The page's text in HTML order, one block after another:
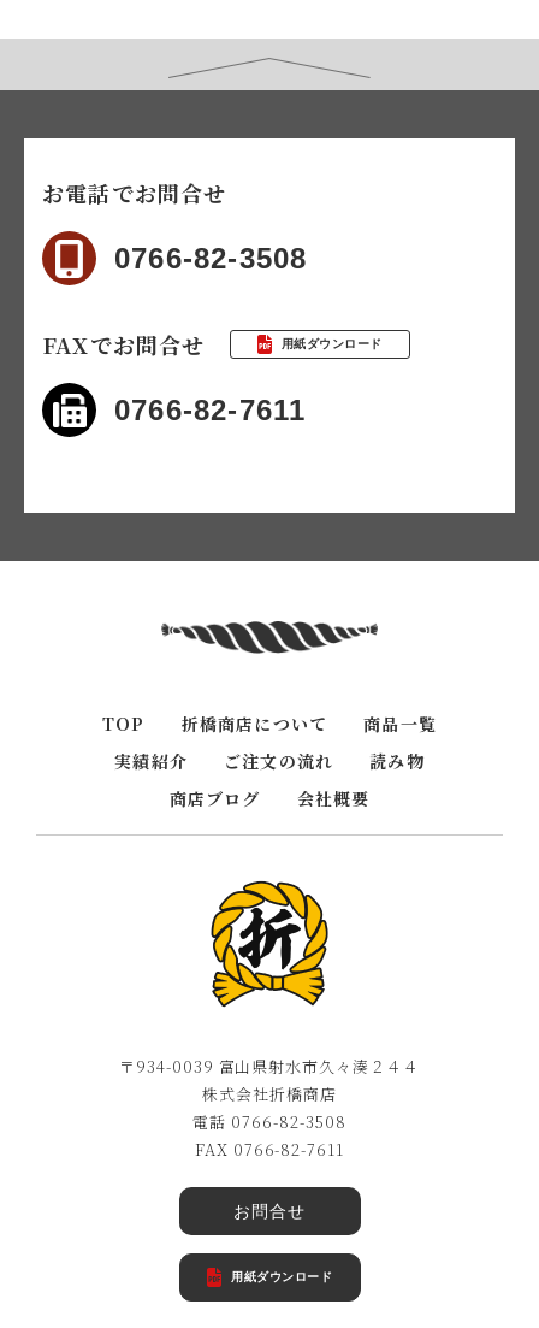
お電話でお問合せ
0766-82-3508
FAXでお問合せ 用紙ダウンロード
0766-82-7611
TOP 折橋商店について
商品一覧
実績紹介
ご注文の流れ
読み物
商店ブログ
会社概要
〒934-0039 富山県射水市久々湊２４４
株式会社折橋商店
電話 0766-82-3508
FAX 0766-82-7611
お問合せ
用紙ダウンロード